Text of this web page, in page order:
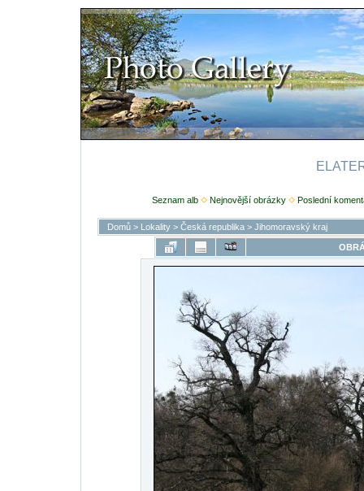
Seznam alb Nejnovější obrázky Poslední
Domů> Lokality> Česká republika> Jihomoravský kraj